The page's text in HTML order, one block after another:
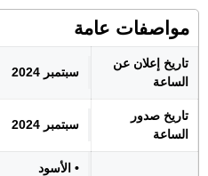
مواصفات عامة
تاريخ إعلان عن
الساعة
سبتمبر 2024
تاريخ صدور
الساعة
سبتمبر 2024
• الأسود